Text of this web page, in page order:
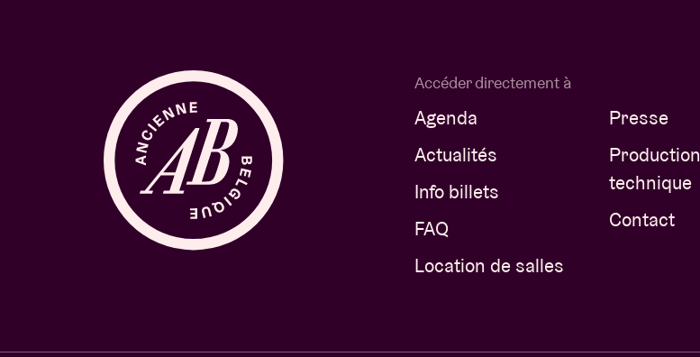
Accéder directement à
Agenda
Actualités
Info billets
FAQ
Location de salles
Presse
Production
technique
Contact